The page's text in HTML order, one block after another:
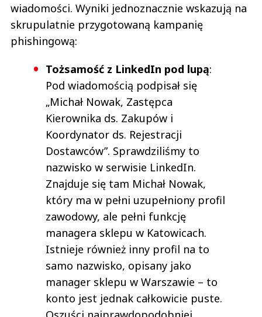
wiadomości. Wyniki jednoznacznie wskazują na
skrupulatnie przygotowaną kampanię
phishingową:
Tożsamość z LinkedIn pod lupą:
Pod wiadomością podpisał się
„Michał Nowak, Zastępca
Kierownika ds. Zakupów i
Koordynator ds. Rejestracji
Dostawców”. Sprawdziliśmy to
nazwisko w serwisie LinkedIn.
Znajduje się tam Michał Nowak,
który ma w pełni uzupełniony profil
zawodowy, ale pełni funkcję
managera sklepu w Katowicach.
Istnieje również inny profil na to
samo nazwisko, opisany jako
manager sklepu w Warszawie – to
konto jest jednak całkowicie puste.